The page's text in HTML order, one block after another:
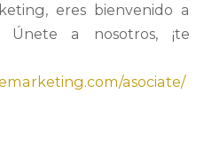
eres bienvenido a
Únete a nosotros, ¡te
asociate/